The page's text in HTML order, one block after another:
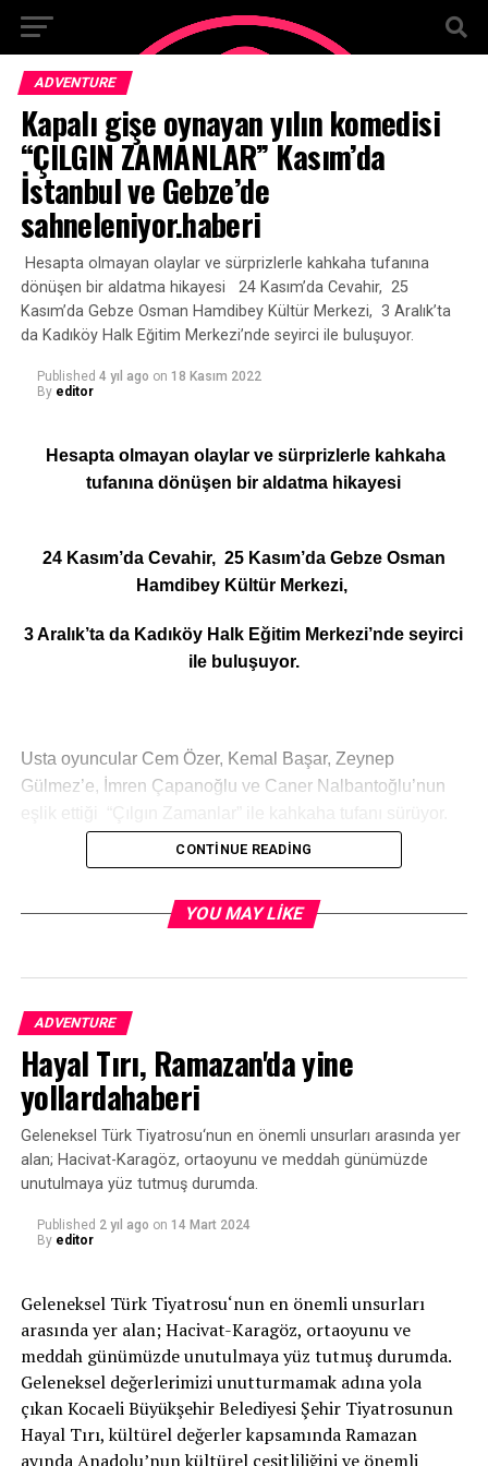
ADVENTURE
Kapalı gişe oynayan yılın komedisi
“ÇILGIN ZAMANLAR” Kasım’da
İstanbul ve Gebze’de
sahneleniyor.haberi
Hesapta olmayan olaylar ve sürprizlerle kahkaha tufanına
dönüşen bir aldatma hikayesi 24 Kasım’da Cevahir, 25
Kasım’da Gebze Osman Hamdibey Kültür Merkezi, 3 Aralık’ta
da Kadıköy Halk Eğitim Merkezi’nde seyirci ile buluşuyor.
Published 4 yıl ago on 18 Kasım 2022
By editor
Hesapta olmayan olaylar ve sürprizlerle kahkaha
tufanına dönüşen bir aldatma hikayesi
24 Kasım’da Cevahir, 25 Kasım’da Gebze Osman
Hamdibey Kültür Merkezi,
3 Aralık’ta da Kadıköy Halk Eğitim Merkezi’nde seyirci
ile buluşuyor.
Usta oyuncular Cem Özer, Kemal Başar, Zeynep
Gülmez’e, İmren Çapanoğlu ve Caner Nalbantoğlu’nun
Seyircinin yoğun ilgi gösterdiği, kapalı gişe oynayan
sahnelenecek komedi, 3 Aralık’ta da Kadıköy Halk
Sam Bobrick’in eserinden Kemal Başar’ın yönetiminde
sahneye uyarlanan ‘Çılgın Zamanlar”da, aldatan ve
aldatılan bir çift arasında yaşanan komik olaylar
anlatılıyor.
Karısını aldatarak genç sevgilisiyle evlenen ve
sonrasında gelişen olaylar zincirini konu alan eserle
seyirciye keyifli saatler yaşatan komedi de; Miles, otuz
yıllık karısını yarı yaşında bir kadınla evlenmek için terk
etmiştir ve her şeye sahip görünmektedir. Çekici bir eş, iyi
bir iş, güzel bir ev, evliliğinde mutlu bir kız… Altı ay sonra
CONTINUE READING
YOU MAY LIKE
ADVENTURE
Hayal Tırı, Ramazan'da yine
yollardahaberi
Geleneksel Türk Tiyatrosu‘nun en önemli unsurları arasında yer
alan; Hacivat-Karagöz, ortaoyunu ve meddah günümüzde
unutulmaya yüz tutmuş durumda.
Published 2 yıl ago on 14 Mart 2024
By editor
Geleneksel Türk Tiyatrosu‘nun en önemli unsurları
arasında yer alan; Hacivat-Karagöz, ortaoyunu ve
meddah günümüzde unutulmaya yüz tutmuş durumda.
Geleneksel değerlerimizi unutturmamak adına yola
çıkan Kocaeli Büyükşehir Belediyesi Şehir Tiyatrosunun
Hayal Tırı, kültürel değerler kapsamında Ramazan
ayında Anadolu’nun kültürel çeşitliliğini ve önemli